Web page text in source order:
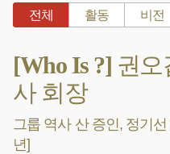
전체 활동 비전
[Who Is ?] 권
사 회장
그룹 역사 산 증인, 정기
년]